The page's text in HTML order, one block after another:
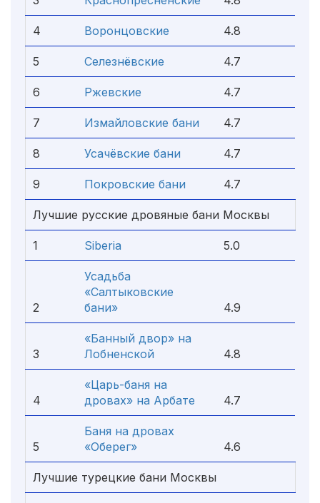
4 Воронцовские 4.8
5 Селезнёвские 4.7
6 Ржевские 4.7
7 Измайловские бани 4.7
8 Усачёвские бани 4.7
9 Покровские бани 4.7
Лучшие русские дровяные бани Москвы
1 Siberia 5.0
2
Усадьба
«Салтыковские
бани»
4.9
3
«Банный двор» на
Лобненской
4.8
4
«Царь-баня на
дровах» на Арбате
4.7
5
Баня на дровах
«Оберег»
4.6
Лучшие турецкие бани Москвы